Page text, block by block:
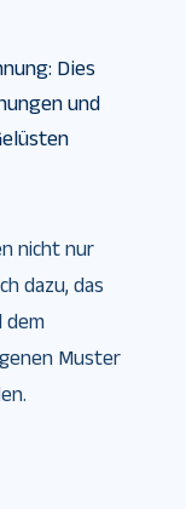
Dies
und
nicht nur
dazu, das
dem
Muster